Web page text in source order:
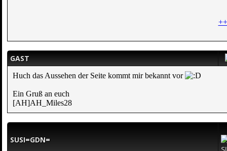
GAST
Huch das Aussehen der Seite kommt mir bekannt vor
Ein Gruß an euch
[AH]AH_Miles28
SUSI=GDN=